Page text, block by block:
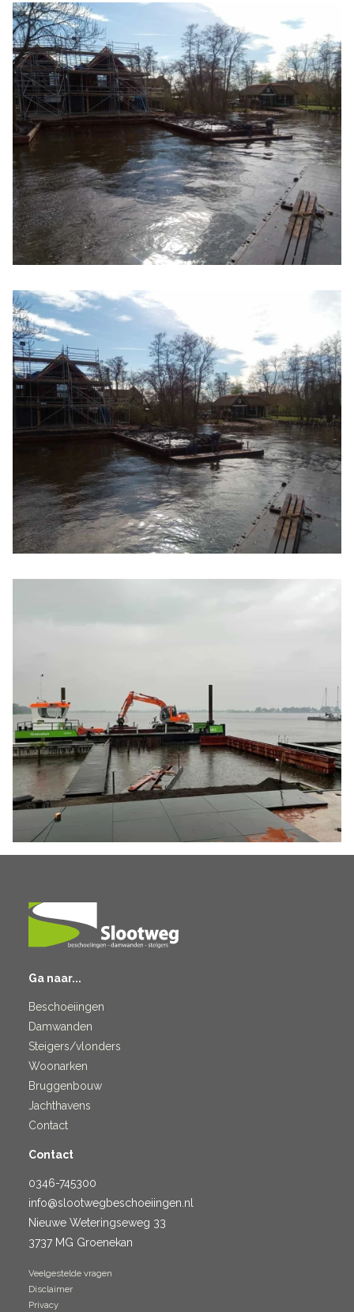
Ga naar...
Beschoeiingen
Damwanden
Steigers/vlonders
Woonarken
Bruggenbouw
Jachthavens
Contact
Contact
0346-745300
info@slootwegbeschoeiingen.nl
Nieuwe Weteringseweg 33
3737 MG Groenekan
Veelgestelde vragen
Disclaimer
Privacy